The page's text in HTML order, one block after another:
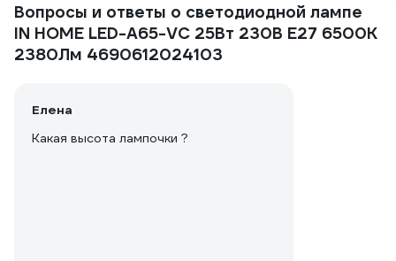
Вопросы и ответы о светодиодной лампе
IN HOME LED-A65-VC 25Вт 230В Е27 6500К
2380Лм 4690612024103
Елена
Какая высота лампочки ?